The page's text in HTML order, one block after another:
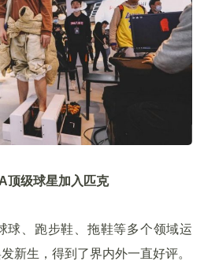
顶级球星加入匹克
球、跑步鞋、拖鞋等多个领域运
新生，得到了界内外一直好评。